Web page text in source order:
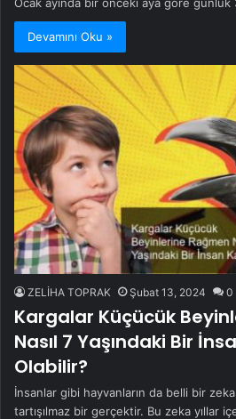
Devamını Oku »
ZELİHA TOPRAK Şubat 13, 2024 0
Kargalar Küçücük
Nasıl 7 Yaşındaki Bir
Olabilir?
İnsanlar gibi hayvanların da belli bir
tartışılmaz bir gerçektir. Bu zeka yıllar